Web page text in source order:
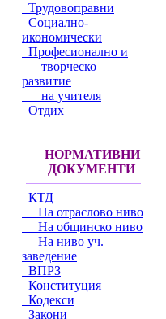
Трудовоправни
Социално-
икономически
Професионално и
творческо
развитие
на учителя
Отдих
НОРМАТИВНИ
ДОКУМЕНТИ
КТД
На отраслово ниво
На общинско ниво
На ниво уч.
заведение
ВПРЗ
Конституция
Кодекси
Закони